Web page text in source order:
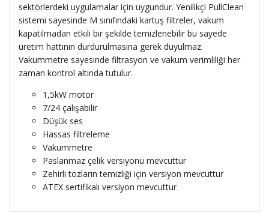
sektörlerdeki uygulamalar için uygundur. Yenilikçi PullClean
sistemi sayesinde M sınıfındaki kartuş filtreler, vakum
kapatılmadan etkili bir şekilde temizlenebilir bu sayede
üretim hattının durdurulmasına gerek duyulmaz.
Vakummetre sayesinde filtrasyon ve vakum verimliliği her
zaman kontrol altında tutulur.
1,5kW motor
7/24 çalışabilir
Düşük ses
Hassas filtreleme
Vakummetre
Paslanmaz çelik versiyonu mevcuttur
Zehirli tozların temizliği için versiyon mevcuttur
ATEX sertifikalı versiyon mevcuttur